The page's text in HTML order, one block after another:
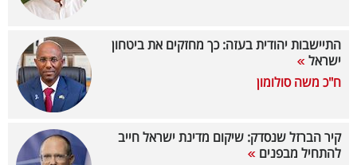
התיישבות יהודית בעזה: כך מחזקים את ביטחון
ישראל
ח"כ משה סולומון
קיר הברזל שנסדק: שיקום מדינת ישראל חייב
להתחיל מבפנים